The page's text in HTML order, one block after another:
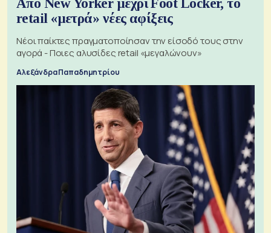
Από New Yorker μέχρι Foot Locker, το
retail «μετρά» νέες αφίξεις
Νέοι παίκτες πραγματοποίησαν την είσοδό τους στην
αγορά - Ποιες αλυσίδες retail «μεγαλώνουν»
Αλεξάνδρα Παπαδημητρίου